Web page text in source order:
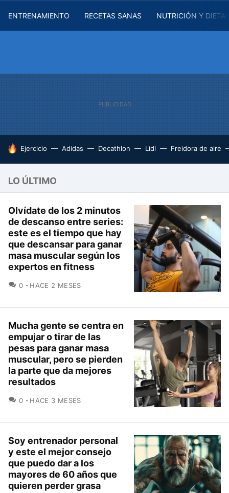
ENTRENAMIENTO RECETAS SANAS NUTRICIÓN Y
HOY SE HABLA DE
Ejercicio Adidas Decathlon Lidl Freidora de aire
LO ÚLTIMO
Olvídate de los 2 minutos
de descanso entre series:
este es el tiempo que hay
que descansar para ganar
masa muscular según los
expertos en fitness
0 COMENTARIOS
HACE 2 MESES
Mucha gente se centra en
empujar o tirar de las
pesas para ganar masa
muscular, pero se pierden
la parte que da mejores
resultados
0 COMENTARIOS
HACE 3 MESES
Soy entrenador personal
y este el mejor consejo
que puedo dar a los
mayores de 60 años que
quieren perder grasa